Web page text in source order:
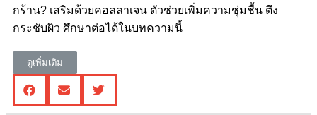
กร้าน? เสริมด้วยคอลลาเจน ตัวช่วยเพิ่มความชุ่มชื้น ตึง
กระชับผิว ศึกษาต่อได้ในบทความนี้
ดูเพิ่มเติม